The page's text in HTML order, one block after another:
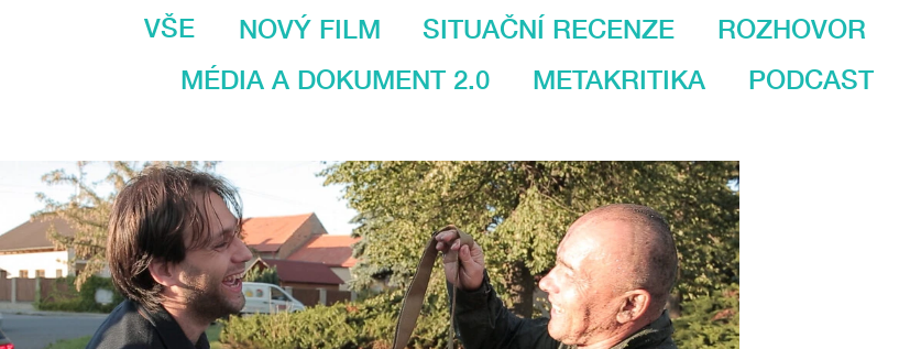
VŠE NOVÝ FILM SITUAČNÍ RECENZE ROZHOVOR
MÉDIA A DOKUMENT 2.0
METAKRITIKA PODCAST